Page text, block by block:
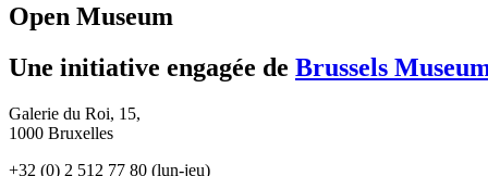
Open Museum
Une initiative engagée de Brussels
Galerie du Roi, 15,
1000 Bruxelles
+32 (0) 2 512 77 80 (lun-jeu)